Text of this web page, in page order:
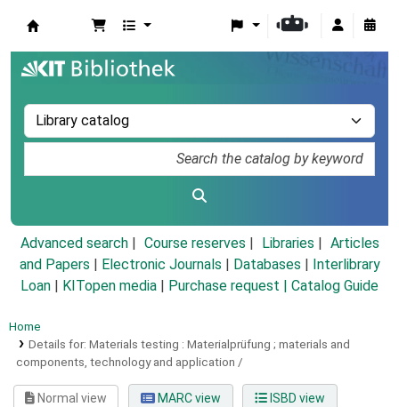
Advanced search Course reserves Libraries
Articles
and Papers
Electronic Journals Databases
Interlibrary
Loan
KITopen media Purchase request | Catalog Guide
Home
Details for: Materials testing : Materialprüfung ; materials and
components, technology and application /
Normal view MARC view ISBD view